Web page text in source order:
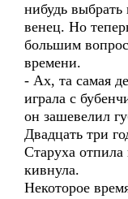
нибудь выбрать
венец. Но
большим
времени.
- Ах, та самая
играла с
он зашевелил
Двадцать три
Старуха
кивнула.
Некоторое